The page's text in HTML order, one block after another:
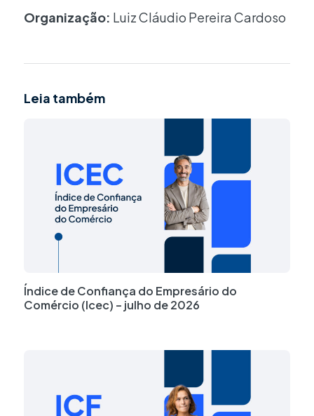
Organização: Luiz Cláudio Pereira Cardoso
Leia também
Índice de Confiança do Empresário do
Comércio (Icec) – julho de 2026